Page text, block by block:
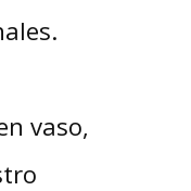
vaso,